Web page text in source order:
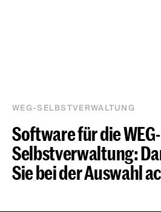
WEG-SELBSTVERWALTUNG
Software für die WEG-
Selbstverwaltung:
Sie bei der Auswahl